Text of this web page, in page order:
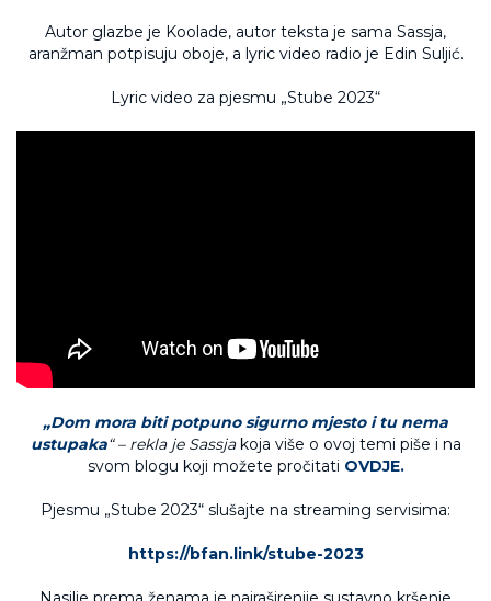
Autor glazbe je Koolade, autor teksta je sama Sassja,
aranžman potpisuju oboje, a lyric video radio je Edin Suljić.
Lyric video za pjesmu „Stube 2023“
„Dom mora biti potpuno sigurno mjesto i tu nema
ustupaka“ – rekla je Sassjakoja više o ovoj temi piše i na
svom blogu koji možete pročitati OVDJE.
Pjesmu „Stube 2023“ slušajte na streaming servisima:
https://bfan.link/stube-2023